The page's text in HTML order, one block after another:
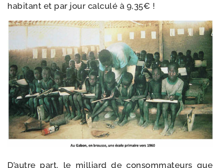
habi­tant et par jour cal­cu­lé à 9,35€ !
D’autre part, le mil­liard de consom­ma­teurs que